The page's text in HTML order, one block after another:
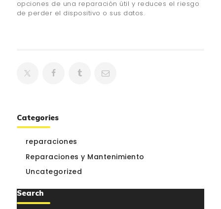
opciones de una reparación útil y reduces el riesgo
de perder el dispositivo o sus datos.
Categories
reparaciones
Reparaciones y Mantenimiento
Uncategorized
Search